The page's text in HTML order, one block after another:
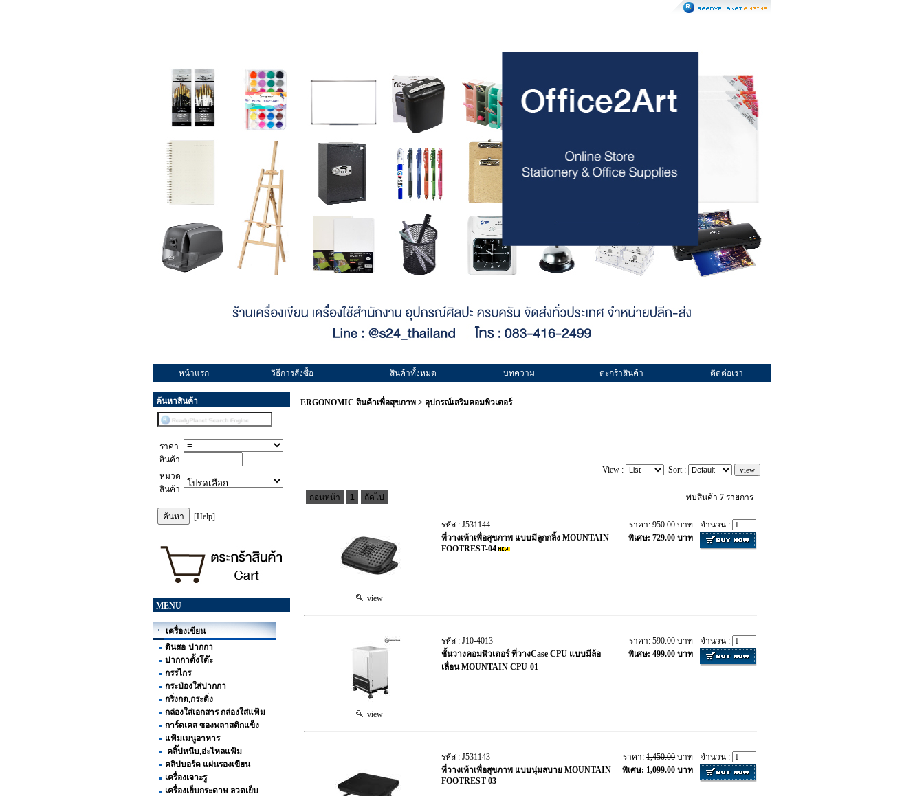
หน้าแรก วิธีการสั่งซื้อ สินค้าทั้งหมด บทความ ตะกร้าสินค้า ติดต่อเรา
ค้นหาสินค้า
ราคา
สินค้า
หมวด
สินค้า
[Help]
MENU
เครื่องเขียน
ดินสอ-ปากกา
ปากกาตั้งโต๊ะ
กรรไกร
กระป๋องใส่ปากกา
กริ่งกด,กระดิ่ง
กล่องใส่เอกสาร กล่องใส่แฟ้ม
การ์ดเคส ซองพลาสติกแข็ง
แฟ้มเมนูอาหาร
คลิ๊ปหนีบ,อ่ะไหลแฟ้ม
คลิปบอร์ด แผ่นรองเขียน
เครื่องเจาะรู
เครื่องเย็บกระดาษ ลวดเย็บ
ERGONOMIC สินค้าเพื่อสุขภาพ > อุปกรณ์เสริมคอมพิวเตอร์
View : Sort :
ก่อนหน้า 1 ถัดไป พบสินค้า7 รายการ
view
รหัส : J531144
ที่วางเท้าเพื่อสุขภาพ แบบมีลูกกลิ้ง MOUNTAIN
FOOTREST-04
ราคา:950.00 บาท
พิเศษ: 729.00 บาท
จำนวน :
view
รหัส : J10-4013
ชั้นวางคอมพิวเตอร์ ที่วางCase CPU แบบมีล้อ
เลื่อน MOUNTAIN CPU-01
ราคา:590.00 บาท
พิเศษ: 499.00 บาท
จำนวน :
รหัส : J531143
ที่วางเท้าเพื่อสุขภาพ แบบนุ่มสบาย MOUNTAIN
FOOTREST-03
ราคา:1,450.00 บาท
พิเศษ: 1,099.00 บาท
จำนวน :